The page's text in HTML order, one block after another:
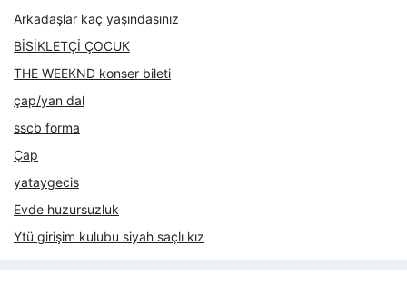
Arkadaşlar kaç yaşındasınız
BİSİKLETÇİ ÇOCUK
THE WEEKND konser bileti
çap/yan dal
sscb forma
Çap
yataygecis
Evde huzursuzluk
Ytü girişim kulubu siyah saçlı kız